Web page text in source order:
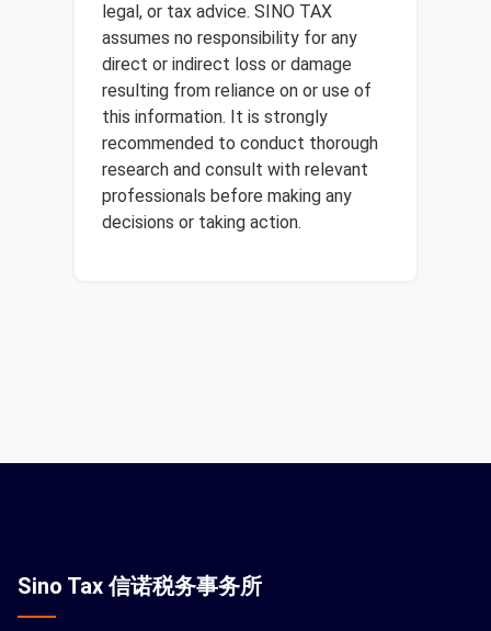
legal, or tax advice. SINO TAX
assumes no responsibility for any
direct or indirect loss or damage
resulting from reliance on or use of
this information. It is strongly
recommended to conduct thorough
research and consult with relevant
professionals before making any
decisions or taking action.
Sino Tax 信诺税务事务所